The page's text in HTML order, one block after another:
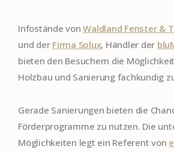
Infostände vonWaldland Fenster &
und der Firma Solux, Händler der
bieten den Besuchern die
Holzbau und Sanierung fachkundig
Gerade Sanierungen bieten die
Förderprogramme zu nutzen. Die
Möglichkeiten legt ein Referent von